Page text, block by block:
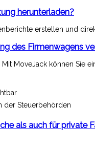
herunterladen?
erstellen und
des Firmenwagens
MoveJack können Sie
der Steuerbehörden
als auch für private